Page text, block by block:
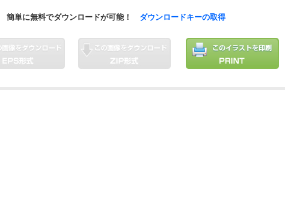
簡単に無料でダウンロードが可能！ ダウンロードキーの取得